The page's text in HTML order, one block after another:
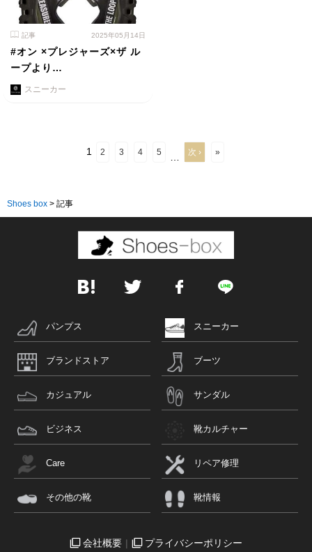
記事 2025年05月14日
#オン ×プレジャーズ×ザ ル
ープより…
スニーカー
1 2 3 4 5 次 › »
Shoes box > 記事
パンプス スニーカー
ブランドストア ブーツ
カジュアル サンダル
ビジネス 靴カルチャー
Care リペア修理
その他の靴 靴情報
会社概要 プライバシーポリシー